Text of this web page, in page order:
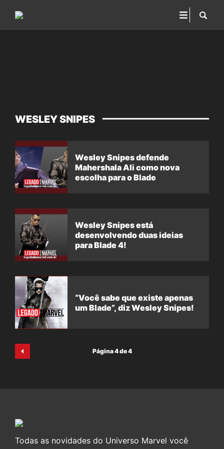
WESLEY SNIPES
Wesley Snipes defende
Mahershala Ali como nova
escolha para o Blade
Wesley Snipes está
desenvolvendo duas ideias
para Blade 4!
“Você sabe que existe apenas
um Blade”, diz Wesley Snipes!
Página 4 de 4
Todas as novidades do Universo Marvel você